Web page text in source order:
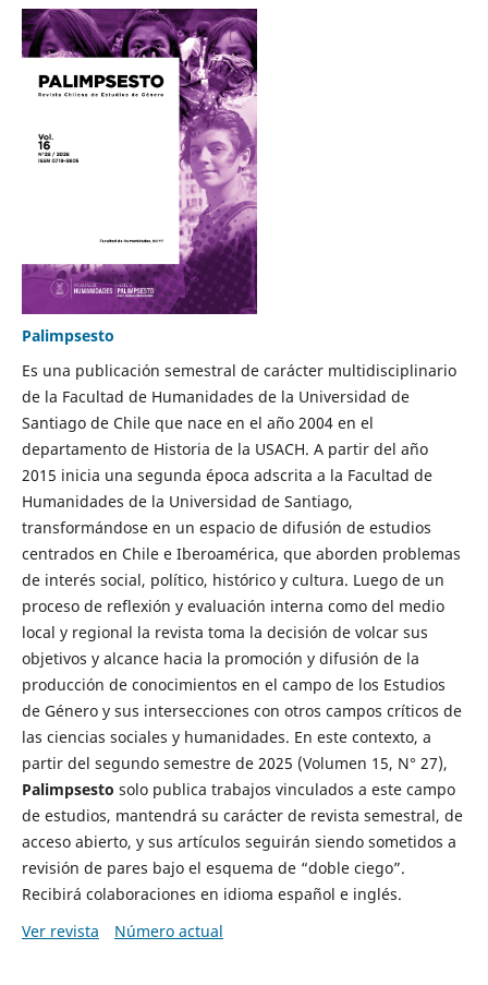
Palimpsesto
Es una publicación semestral de carácter multidisciplinario
de la Facultad de Humanidades de la Universidad de
Santiago de Chile que nace en el año 2004 en el
departamento de Historia de la USACH. A partir del año
2015 inicia una segunda época adscrita a la Facultad de
Humanidades de la Universidad de Santiago,
transformándose en un espacio de difusión de estudios
centrados en Chile e Iberoamérica, que aborden problemas
de interés social, político, histórico y cultura. Luego de un
proceso de reflexión y evaluación interna como del medio
local y regional la revista toma la decisión de volcar sus
objetivos y alcance hacia la promoción y difusión de la
producción de conocimientos en el campo de los Estudios
de Género y sus intersecciones con otros campos críticos de
las ciencias sociales y humanidades. En este contexto, a
partir del segundo semestre de 2025 (Volumen 15, N° 27),
Palimpsesto solo publica trabajos vinculados a este campo
de estudios, mantendrá su carácter de revista semestral, de
acceso abierto, y sus artículos seguirán siendo sometidos a
revisión de pares bajo el esquema de “doble ciego”.
Recibirá colaboraciones en idioma español e inglés.
Ver revista
Número actual